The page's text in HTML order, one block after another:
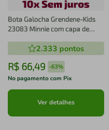
Bota Galocha Grendene-Kids
23083 Minnie com capa de
2.333 pontos
R$ 66,49 -63%
No pagamento com Pix
Ver detalhes